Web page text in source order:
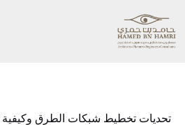
تحديات تخطيط شبكات الطرق وكيفية